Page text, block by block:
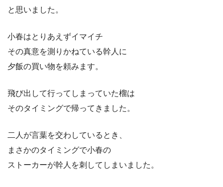
と思いました。
小春はとりあえずイマイチ
その真意を測りかねている幹人に
夕飯の買い物を頼みます。
飛び出して行ってしまっていた榴は
そのタイミングで帰ってきました。
二人が言葉を交わしているとき、
まさかのタイミングで小春の
ストーカーが幹人を刺してしまいました。